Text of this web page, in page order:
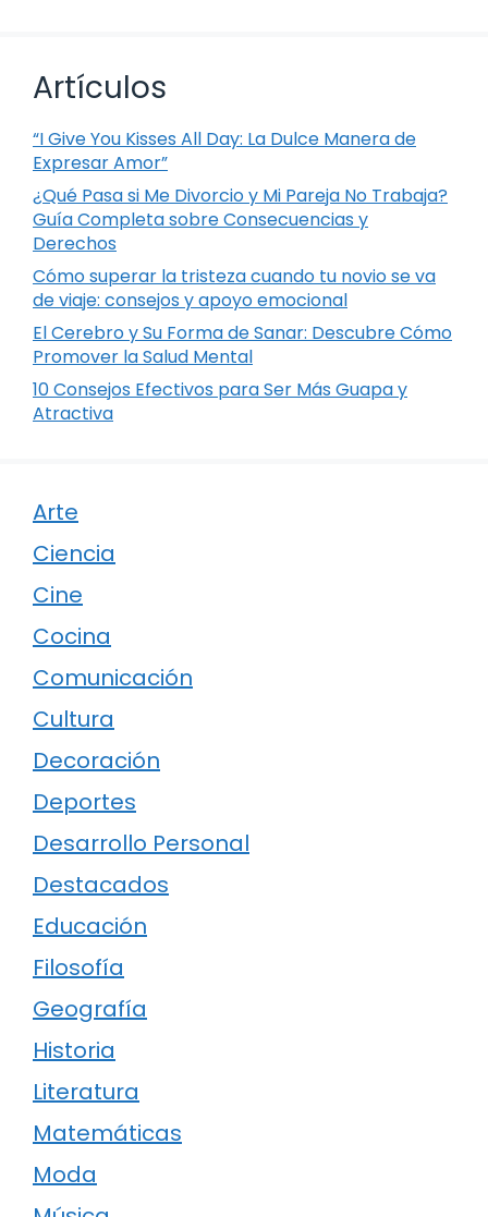
Artículos
“I Give You Kisses All Day: La Dulce Manera de
Expresar Amor”
¿Qué Pasa si Me Divorcio y Mi Pareja No Trabaja?
Guía Completa sobre Consecuencias y
Derechos
Cómo superar la tristeza cuando tu novio se va
de viaje: consejos y apoyo emocional
El Cerebro y Su Forma de Sanar: Descubre Cómo
Promover la Salud Mental
10 Consejos Efectivos para Ser Más Guapa y
Atractiva
Arte
Ciencia
Cine
Cocina
Comunicación
Cultura
Decoración
Deportes
Desarrollo Personal
Destacados
Educación
Filosofía
Geografía
Historia
Literatura
Matemáticas
Moda